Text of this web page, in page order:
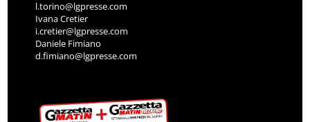
l.torino@lgpresse.com
Ivana Cretier
i.cretier@lgpresse.com
Daniele Fimiano
d.fimiano@lgpresse.com